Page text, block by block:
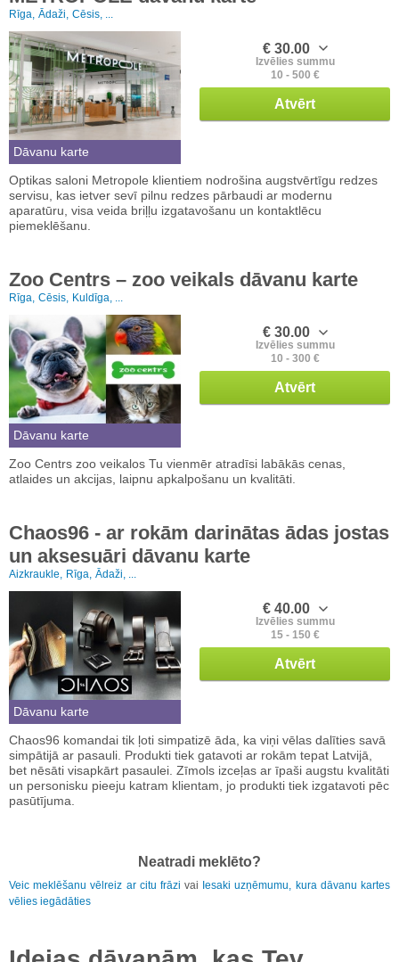
Rīga, Ādaži, Cēsis, ...
Dāvanu karte
€ 30.00
Izvēlies summu
10 - 500 €
Atvērt
Optikas saloni Metropole klientiem nodrošina augstvērtīgu redzes
servisu, kas ietver sevī pilnu redzes pārbaudi ar modernu
aparatūru, visa veida briļļu izgatavošanu un kontaktlēcu
piemeklēšanu.
Zoo Centrs – zoo veikals dāvanu karte
Rīga, Cēsis, Kuldīga, ...
Dāvanu karte
€ 30.00
Izvēlies summu
10 - 300 €
Atvērt
Zoo Centrs zoo veikalos Tu vienmēr atradīsi labākās cenas,
atlaides un akcijas, laipnu apkalpošanu un kvalitāti.
Chaos96 - ar rokām darinātas ādas jostas
un aksesuāri dāvanu karte
Aizkraukle, Rīga, Ādaži, ...
Dāvanu karte
€ 40.00
Izvēlies summu
15 - 150 €
Atvērt
Chaos96 komandai tik ļoti simpatizē āda, ka viņi vēlas dalīties savā
simpātijā ar pasauli. Produkti tiek gatavoti ar rokām tepat Latvijā,
bet nēsāti visapkārt pasaulei. Zīmols izceļas ar īpaši augstu kvalitāti
un personisku pieeju katram klientam, jo produkti tiek izgatavoti pēc
pasūtījuma.
Neatradi meklēto?
Veic meklēšanu vēlreiz ar citu frāzi vai Iesaki uzņēmumu, kura dāvanu kartes
vēlies iegādāties